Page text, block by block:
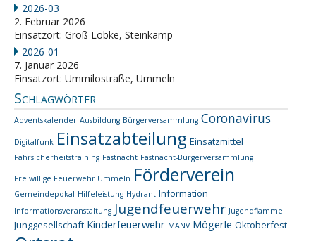
2026-03
2. Februar 2026
Einsatzort: Groß Lobke, Steinkamp
2026-01
7. Januar 2026
Einsatzort: Ummilostraße, Ummeln
Schlagwörter
Adventskalender Ausbildung Bürgerversammlung Coronavirus
Digitalfunk Einsatzabteilung Einsatzmittel
Fahrsicherheitstraining Fastnacht Fastnacht-Bürgerversammlung
Freiwillige Feuerwehr Ummeln Förderverein
Gemeindepokal Hilfeleistung Hydrant Information
Informationsveranstaltung Jugendfeuerwehr Jugendflamme
Junggesellschaft Kinderfeuerwehr MANV Mögerle Oktoberfest